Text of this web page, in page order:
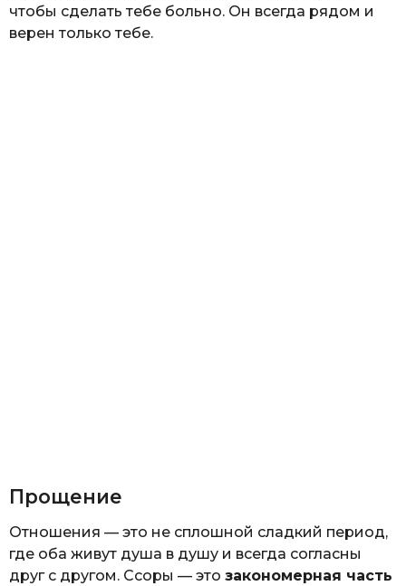
чтобы сделать тебе больно. Он всегда рядом и
верен только тебе.
Прощение
Отношения — это не сплошной сладкий период,
где оба живут душа в душу и всегда согласны
друг с другом. Ссоры — это закономерная часть